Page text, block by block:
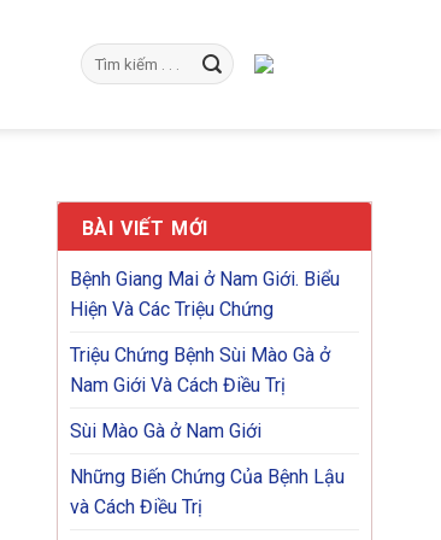
BÀI VIẾT MỚI
Bệnh Giang Mai ở Nam Giới. Biểu
Hiện Và Các Triệu Chứng
Triệu Chứng Bệnh Sùi Mào Gà ở
Nam Giới Và Cách Điều Trị
Sùi Mào Gà ở Nam Giới
Những Biến Chứng Của Bệnh Lậu
và Cách Điều Trị